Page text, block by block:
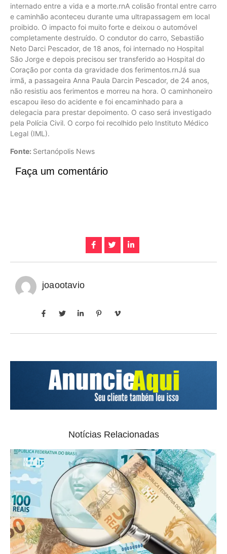
internado entre a vida e a morte.rnA colisão frontal entre carro
e caminhão aconteceu durante uma ultrapassagem em local
proibido. O impacto foi muito forte e deixou o automóvel
completamente destruído. O condutor do carro, Sebastião
Neto Darci Pescador, de 18 anos, foi internado no Hospital
São Jorge e depois precisou ser transferido ao Hospital do
Coração por conta da gravidade dos ferimentos.rnJá sua
irmã, a passageira Anna Paula Darcin Pescador, de 24 anos,
não resistiu aos ferimentos e morreu na hora. O caminhoneiro
escapou ileso do acidente e foi encaminhado para a
delegacia para prestar depoimento. O caso será investigado
pela Polícia Civil. O corpo foi recolhido pelo Instituto Médico
Legal (IML).
Fonte: Sertanópolis News
Faça um comentário
joaootavio
Notícias Relacionadas